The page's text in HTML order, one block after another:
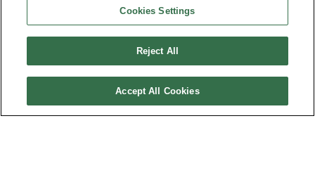
PLAN DU SITE
MENTIONS LÉGALES
Cookies Settings
Reject All
Accept All Cookies